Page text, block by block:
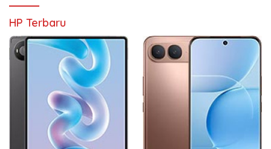
HP Terbaru